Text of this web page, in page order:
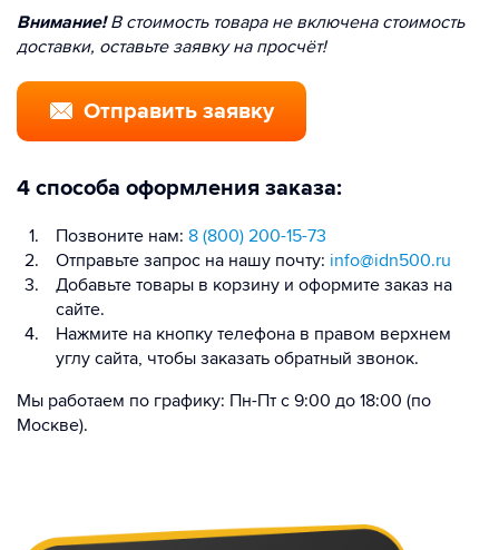
Внимание!В стоимость товара не включена стоимость
доставки, оставьте заявку на просчёт!
Отправить заявку
4 способа оформления заказа:
Позвоните нам: 8 (800) 200-15-73
Отправьте запрос на нашу почту: info@idn500.ru
Добавьте товары в корзину и оформите заказ на
сайте.
Нажмите на кнопку телефона в правом верхнем
углу сайта, чтобы заказать обратный звонок.
Мы работаем по графику: Пн-Пт с 9:00 до 18:00 (по
Москве).